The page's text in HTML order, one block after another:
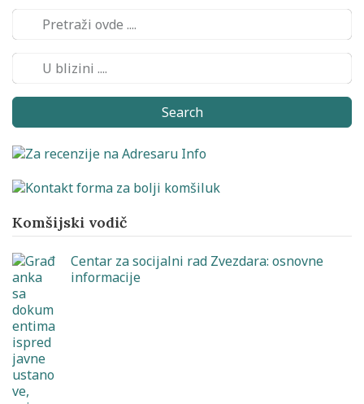
Search
Komšijski vodič
Centar za socijalni rad Zvezdara: osnovne
informacije